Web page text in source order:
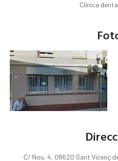
Clínica
C/ Nou, 4, 08620 Sant Vicenç